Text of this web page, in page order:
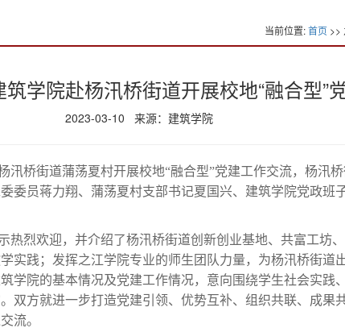
当前位置:首页 >>
筑学院赴杨汛桥街道开展校地“融合型”
2023-03-10 来源：建筑学院
汛桥街道蒲荡夏村开展校地“融合型”党建工作交流，杨汛桥
委员蒋力翔、蒲荡夏村支部书记夏国兴、建筑学院党政班
热烈欢迎，并介绍了杨汛桥街道创新创业基地、共富工坊
实践；发挥之江学院专业的师生团队力量，为杨汛桥街道
学院的基本情况及党建工作情况，意向围绕学生社会实践
双方就进一步打造党建引领、优势互补、组织共联、成果
流。